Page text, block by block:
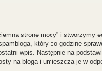
stronę mocy” i stworzymy
który co godzinę
wpis. Następnie na
na bloga i umieszcza je w